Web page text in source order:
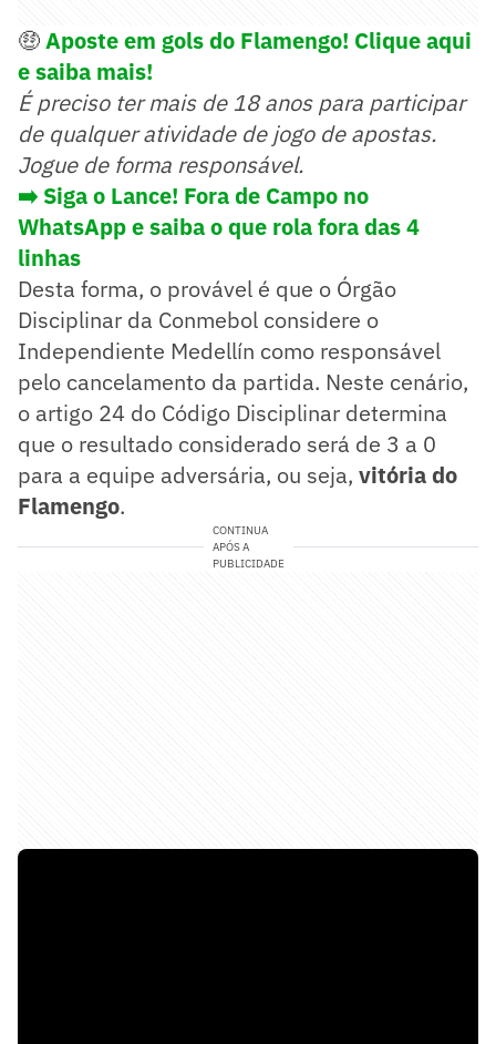
🤑Aposte em gols do Flamengo! Clique aqui
e saiba mais!
É preciso ter mais de 18 anos para participar
de qualquer atividade de jogo de apostas.
Jogue de forma responsável.
➡️ Siga o Lance! Fora de Campo no
WhatsApp e saiba o que rola fora das 4
linhas
Desta forma, o provável é que o Órgão
Disciplinar da Conmebol considere o
Independiente Medellín como responsável
pelo cancelamento da partida. Neste cenário,
o artigo 24 do Código Disciplinar determina
que o resultado considerado será de 3 a 0
para a equipe adversária, ou seja, vitória do
Flamengo.
CONTINUA
APÓS A
PUBLICIDADE